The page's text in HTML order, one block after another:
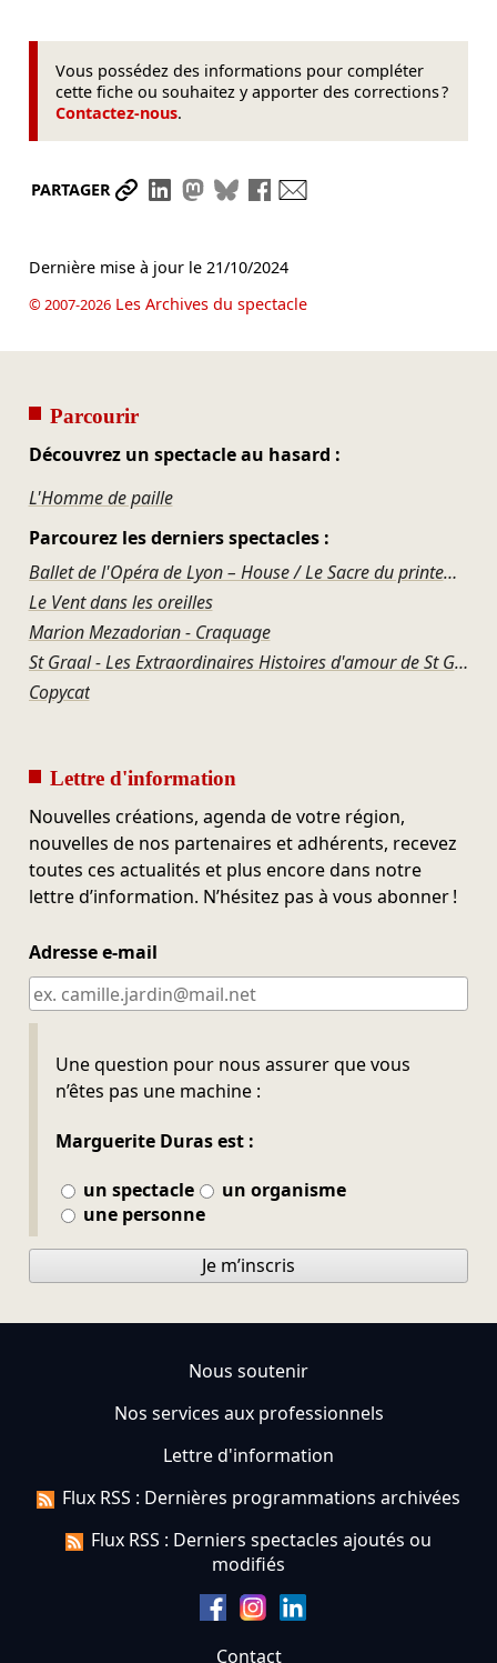
Vous possédez des informations pour compléter
cette fiche ou souhaitez y apporter des corrections ?
Contactez-nous.
PARTAGER Partager le lien
Partager sur LinkedIn
Partager sur Mastodon
Partager sur Bluesky
Partager sur Facebook
Dernière mise à jour le 21/10/2024
© 2007-2026Les Archives du spectacle
Parcourir
Découvrez un spectacle au hasard :
L'Homme de paille
Parcourez les derniers spectacles :
Ballet de l'Opéra de Lyon – House / Le Sacre du printemps
Le Vent dans les oreilles
Marion Mezadorian - Craquage
St Graal - Les Extraordinaires Histoires d'amour de St Graal
Copycat
Lettre d'information
Nouvelles créations, agenda de votre région,
nouvelles de nos partenaires et adhérents, recevez
toutes ces actualités et plus encore dans notre
lettre d’information. N’hésitez pas à vous abonner !
Adresse e-mail
Une question pour nous assurer que vous
n’êtes pas une machine :
Marguerite Duras est :
un spectacle
un organisme
une personne
Ne pas remplir
Je m’inscris
Nous soutenir
Nos services aux professionnels
Lettre d'information
Flux RSS : Dernières programmations archivées
Flux RSS : Derniers spectacles ajoutés ou
modifiés
Contact